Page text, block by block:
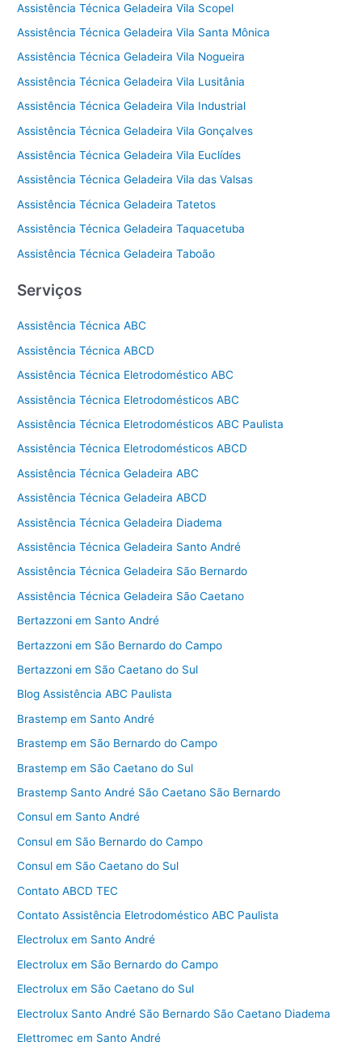
Assistência Técnica Geladeira Vila Scopel
Assistência Técnica Geladeira Vila Santa Mônica
Assistência Técnica Geladeira Vila Nogueira
Assistência Técnica Geladeira Vila Lusitânia
Assistência Técnica Geladeira Vila Industrial
Assistência Técnica Geladeira Vila Gonçalves
Assistência Técnica Geladeira Vila Euclídes
Assistência Técnica Geladeira Vila das Valsas
Assistência Técnica Geladeira Tatetos
Assistência Técnica Geladeira Taquacetuba
Assistência Técnica Geladeira Taboão
Serviços
Assistência Técnica ABC
Assistência Técnica ABCD
Assistência Técnica Eletrodoméstico ABC
Assistência Técnica Eletrodomésticos ABC
Assistência Técnica Eletrodomésticos ABC Paulista
Assistência Técnica Eletrodomésticos ABCD
Assistência Técnica Geladeira ABC
Assistência Técnica Geladeira ABCD
Assistência Técnica Geladeira Diadema
Assistência Técnica Geladeira Santo André
Assistência Técnica Geladeira São Bernardo
Assistência Técnica Geladeira São Caetano
Bertazzoni em Santo André
Bertazzoni em São Bernardo do Campo
Bertazzoni em São Caetano do Sul
Blog Assistência ABC Paulista
Brastemp em Santo André
Brastemp em São Bernardo do Campo
Brastemp em São Caetano do Sul
Brastemp Santo André São Caetano São Bernardo
Consul em Santo André
Consul em São Bernardo do Campo
Consul em São Caetano do Sul
Contato ABCD TEC
Contato Assistência Eletrodoméstico ABC Paulista
Electrolux em Santo André
Electrolux em São Bernardo do Campo
Electrolux em São Caetano do Sul
Electrolux Santo André São Bernardo São Caetano Diadema
Elettromec em Santo André